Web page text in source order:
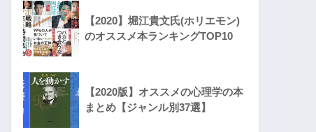
【2020】堀江貴文氏(ホリエモン)
のオススメ本ランキングTOP10
【2020版】オススメの心理学の本
まとめ【ジャンル別37選】